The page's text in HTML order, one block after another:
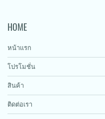
HOME
หน้าแรก
โปรโมชั่น
สินค้า
ติดต่อเรา